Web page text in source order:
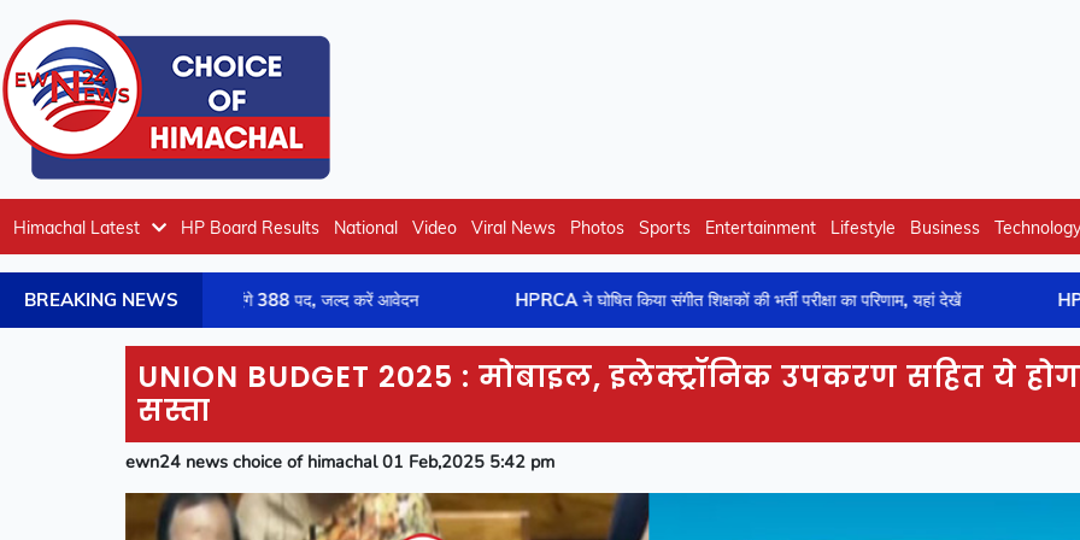
Himachal Latest HP Board Results National Video Viral News Photos Sports Entertainment Lifestyle Business Technology
BREAKING NEWS
में निकली भर्ती, भरे जाएंगे 388 पद, जल्द करें आवेदन HPRCA ने घोषित किया संगीत शिक्षकों की भर्ती परीक्षा का परिणाम, यहां देखें HPRCA :
UNION BUDGET 2025 : मोबाइल, इलेक्ट्रॉनिक उपकरण सहित ये
सस्ता
ewn24 news choice of himachal 01 Feb,2025 5:42 pm